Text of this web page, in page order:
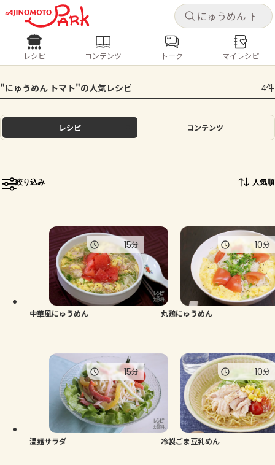
キャ
ログインするとレシピを保存できます
ログイン
ホーム
トーク
よくあるお問い合わせ
お買い物
キャ
レシピ コンテンツ
人気の食材・レシピ
きゅうり なす トマト とうもろこし
ピーマン
レシピ コンテンツ トーク マイレシピ
"にゅうめん トマト"の人気レシピ 4件
レシピ コンテンツ
絞り込み 人気順
中華風にゅうめん
15分
丸鶏にゅうめん
10分
温麺サラダ
15分
冷製ごま豆乳めん
10分